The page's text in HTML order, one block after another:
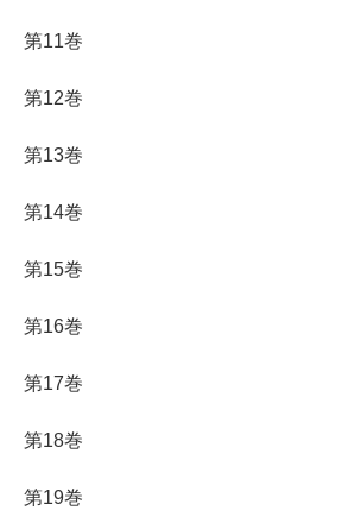
第11巻
第12巻
第13巻
第14巻
第15巻
第16巻
第17巻
第18巻
第19巻